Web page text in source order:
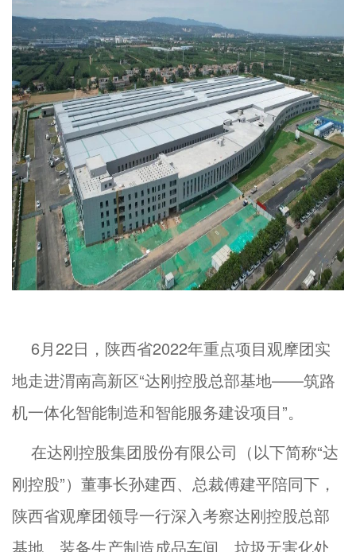
6月22日，陕西省2022年重点项目观摩团实
地走进渭南高新区“达刚控股总部基地——筑路
机一体化智能制造和智能服务建设项目”。
在达刚控股集团股份有限公司（以下简称“达
刚控股”）董事长孙建西、总裁傅建平陪同下，
陕西省观摩团领导一行深入考察达刚控股总部
基地、装备生产制造成品车间、垃圾无害化处